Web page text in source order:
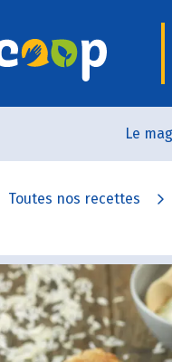
Le
Toutes nos recettes